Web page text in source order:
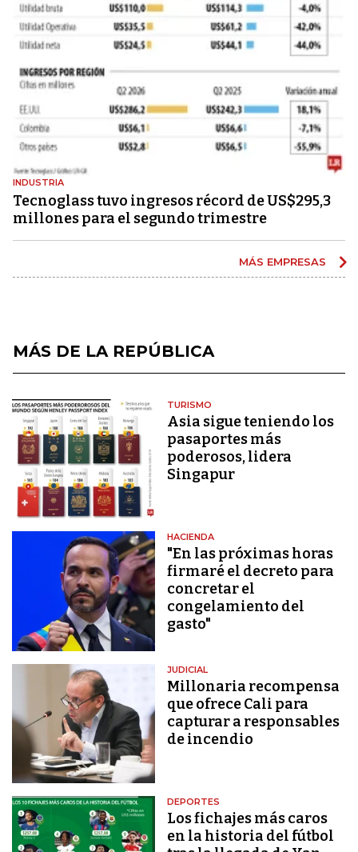
INDUSTRIA
Tecnoglass tuvo ingresos récord de US$295,3
millones para el segundo trimestre
MÁS EMPRESAS
MÁS DE LA REPÚBLICA
TURISMO
Asia sigue teniendo los
pasaportes más
poderosos, lidera
Singapur
HACIENDA
"En las próximas horas
firmaré el decreto para
concretar el
congelamiento del
gasto"
JUDICIAL
Millonaria recompensa
que ofrece Cali para
capturar a responsables
de incendio
DEPORTES
Los fichajes más caros
en la historia del fútbol